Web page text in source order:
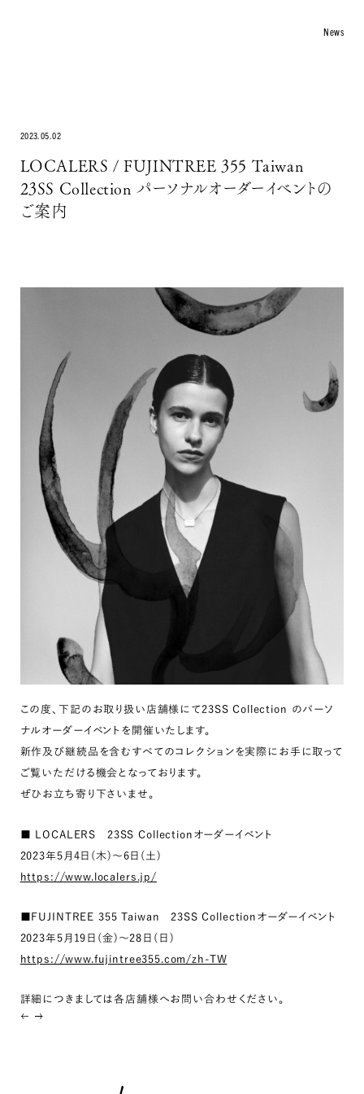
Otegami
KISSAKO
INFO
About
News
2023.05.02
LOCALERS / FUJINTREE 355 Taiwan
23SS Collection パーソナルオーダーイベントの
ご案内
この度、下記のお取り扱い店舗様にて23SS Collection のパーソ
ナルオーダーイベントを開催いたします。
新作及び継続品を含むすべてのコレクションを実際にお手に取って
ご覧いただける機会となっております。
ぜひお立ち寄り下さいませ。
■ LOCALERS 23SS Collectionオーダーイベント
2023年5月4日(木)～6日(土)
https://www.localers.jp/
■FUJINTREE 355 Taiwan 23SS Collectionオーダーイベント
2023年5月19日(金)～28日(日)
https://www.fujintree355.com/zh-TW
詳細につきましては各店舗様へお問い合わせください。